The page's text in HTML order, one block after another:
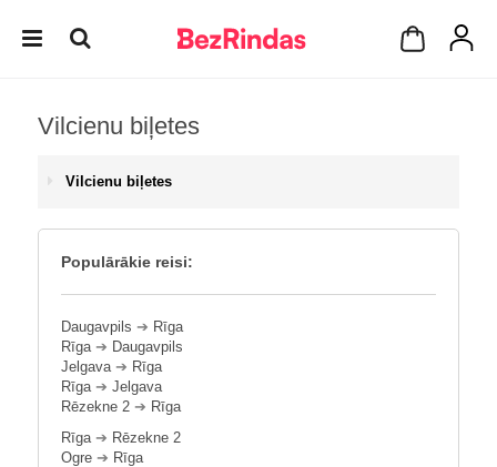
Vilcienu biļetes
Vilcienu biļetes
Populārākie reisi:
Daugavpils ➔ Rīga
Rīga➔ Daugavpils
Jelgava➔ Rīga
Rīga➔ Jelgava
Rēzekne 2 ➔ Rīga
Rīga➔ Rēzekne 2
Ogre ➔ Rīga